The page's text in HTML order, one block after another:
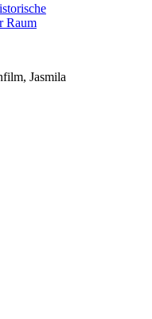
Raum
Jasmila